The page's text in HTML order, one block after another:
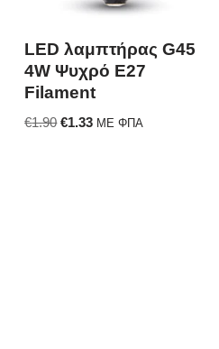
LED λαμπτήρας G45
4W Ψυχρό E27
Filament
€1.90 €1.33 ΜΕ ΦΠΑ